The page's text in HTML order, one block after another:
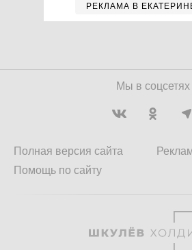
РЕКЛАМА В
Мы в соцсетях
Полная версия сайта
Помощь по сайту